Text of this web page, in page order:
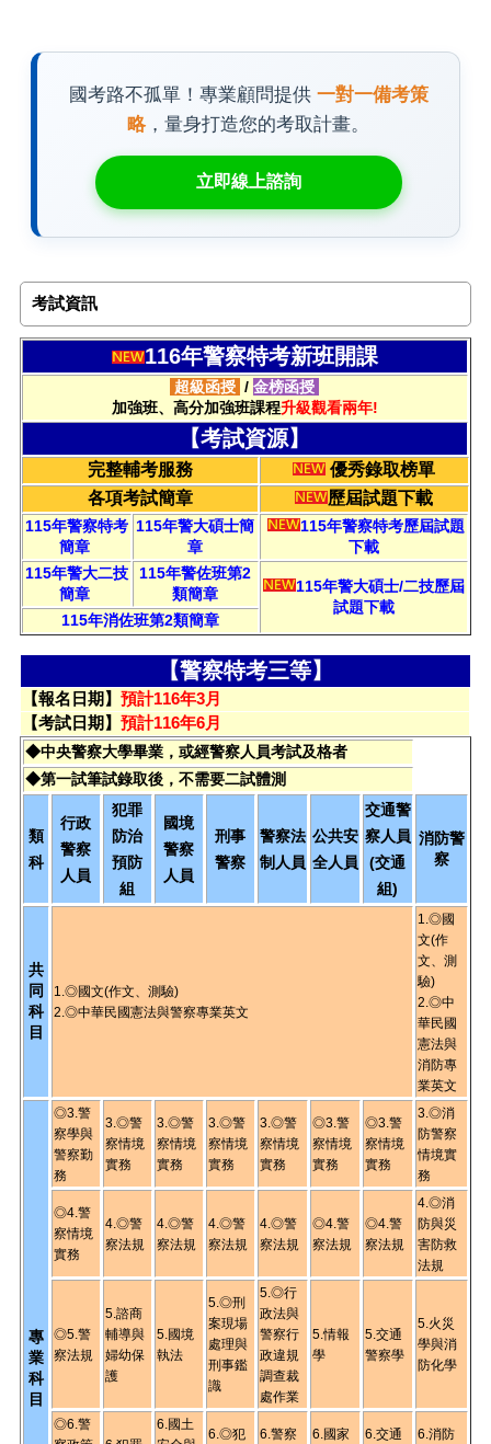
國考路不孤單！專業顧問提供 一對一備考策
略，量身打造您的考取計畫。
立即線上諮詢
考試資訊
116年警察特考新班開課
超級函授 /金榜函授
加強班、高分加強班課程升級觀看兩年!
【考試資源】
完整輔考服務
優秀錄取榜單
各項考試簡章
歷屆試題下載
115年警察特考
簡章
115年警大碩士簡
章
115年警察特考歷屆試題
下載
115年警大二技
簡章
115年警佐班第2
類簡章
115年警大碩士/二技歷屆
試題下載
115年消佐班第2類簡章
【警察特考三等】
【報名日期】 預計116年3月
【考試日期】 預計116年6月
◆中央警察大學畢業，或經警察人員考試及格者
◆第一試筆試錄取後，不需要二試體測
類
科
行政
警察
人員
犯罪
防治
預防
組
國境
警察
人員
刑事
警察
警察法
制人員
公共安
全人員
交通警
察人員
(交通
組)
消防警
察
共
同
科
目
1.◎國文(作文、測驗)
2.◎中華民國憲法與警察專業英文
1.◎國
文(作
文、測
驗)
2.◎中
華民國
憲法與
消防專
業英文
專
業
科
目
◎3.警
察學與
警察勤
務
3.◎警
察情境
實務
3.◎警
察情境
實務
3.◎警
察情境
實務
3.◎警
察情境
實務
◎3.警
察情境
實務
◎3.警
察情境
實務
3.◎消
防警察
情境實
務
◎4.警
察情境
實務
4.◎警
察法規
4.◎警
察法規
4.◎警
察法規
4.◎警
察法規
◎4.警
察法規
◎4.警
察法規
4.◎消
防與災
害防救
法規
◎5.警
察法規
5.諮商
輔導與
婦幼保
護
5.國境
執法
5.◎刑
案現場
處理與
刑事鑑
識
5.◎行
政法與
警察行
政違規
調查裁
處作業
5.情報
學
5.交通
警察學
5.火災
學與消
防化學
◎6.警
6.國土
6.◎犯 6.警察 6.國家 6.交通 6.消防